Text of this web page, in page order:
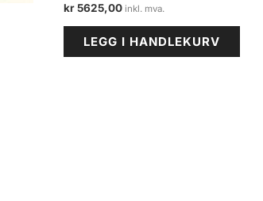
kr5625,00
LEGG I HANDLEKURV